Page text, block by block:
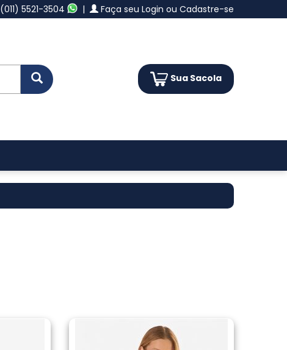
(011) 5521-3504 | Faça seu Login ou Cadastre-se
Sua Sacola